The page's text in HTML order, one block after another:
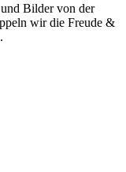
Bilder von der
wir die Freude &